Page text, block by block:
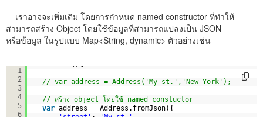
เราอาจจะเพิ่มเติม โดยการกำหนด named constructor ที่ทำให้
สามารถสร้าง Object โดยใช้ข้อมูลที่สามารถแปลงเป็น JSON
หรือข้อมูล ในรูปแบบ Map<String, dynamic> ตัวอย่างเช่น
1
2
3
4
5
6
void main(){
// var address = Address('My st.','New York');
// สร้าง object โดยใช้ named constuctor
var address = Address.fromJson({